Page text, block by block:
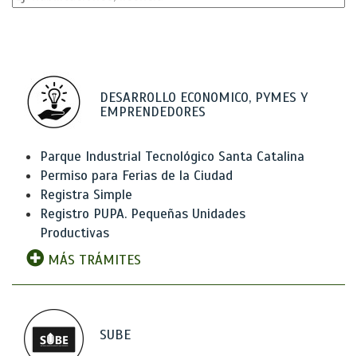
DESARROLLO ECONOMICO, PYMES Y
EMPRENDEDORES
Parque Industrial Tecnológico Santa Catalina
Permiso para Ferias de la Ciudad
Registra Simple
Registro PUPA. Pequeñas Unidades
Productivas
MÁS TRÁMITES
SUBE